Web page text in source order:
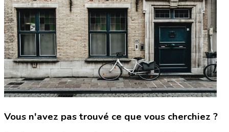
Vous n'avez pas trouvé ce que vous cherchiez ?